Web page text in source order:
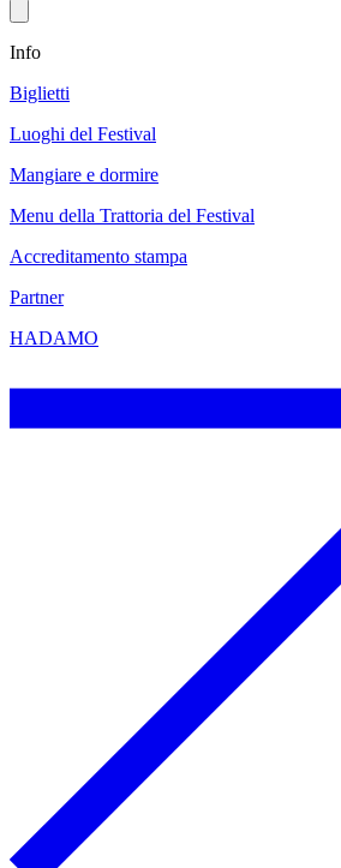
Info
Biglietti
Luoghi del Festival
Mangiare e dormire
Menu della Trattoria del Festival
Accreditamento stampa
Partner
HADAMO